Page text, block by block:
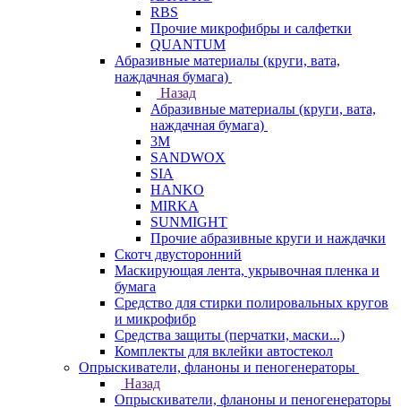
RBS
Прочие микрофибры и салфетки
QUANTUM
Абразивные материалы (круги, вата,
наждачная бумага)
Назад
Абразивные материалы (круги, вата,
наждачная бумага)
3М
SANDWOX
SIA
HANKO
MIRKA
SUNMIGHT
Прочие абразивные круги и наждачки
Скотч двусторонний
Маскирующая лента, укрывочная пленка и
бумага
Средство для стирки полировальных кругов
и микрофибр
Средства защиты (перчатки, маски...)
Комплекты для вклейки автостекол
Опрыскиватели, фланоны и пеногенераторы
Назад
Опрыскиватели, фланоны и пеногенераторы